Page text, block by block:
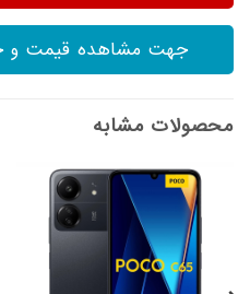
جهت مشاهده قیمت و
محصولات مشابه